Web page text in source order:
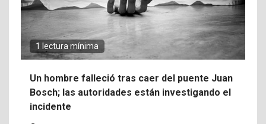
1 lectura mínima
Un hombre falleció tras caer del puente Juan
Bosch; las autoridades están investigando el
incidente